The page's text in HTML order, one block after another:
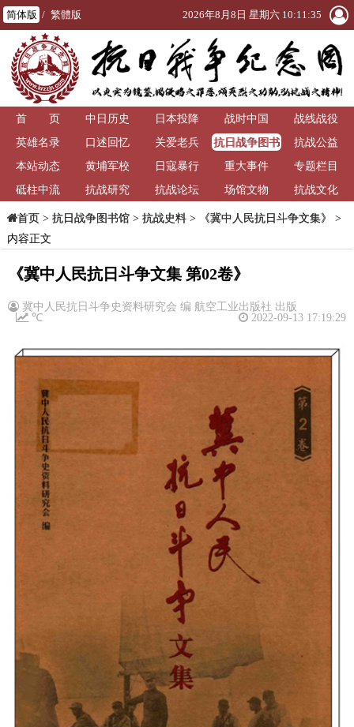
简体版 / 繁體版 2026年8月8日 星期六 10:11:36
首 页 中日历史 日本投降 战时中国
战线战役
英雄名录
口述回忆 关爱老兵
抗日战争图书
馆
抗战公益
本站动态
黄埔军校 日寇暴行 重大事件
专题栏目
砥柱中流
抗战研究 抗战论坛 场馆文物 抗战文化
首页> 抗日战争图书馆> 抗战史料> 《冀中人民抗日斗争文集》
>
内容正文
《冀中人民抗日斗争文集 第02卷》
冀中人民抗日斗争史资料研究会 编 航空工业出版社 出版
2022-09-13 17:19:29
℃